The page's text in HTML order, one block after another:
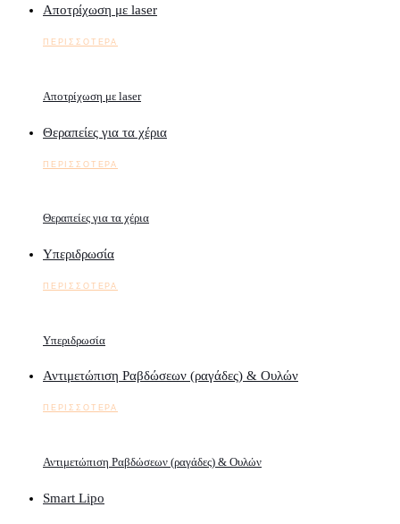
Αποτρίχωση με laser
ΠΕΡΙΣΣΟΤΕΡΑ
Αποτρίχωση με laser
Θεραπείες για τα χέρια
ΠΕΡΙΣΣΟΤΕΡΑ
Θεραπείες για τα χέρια
Υπεριδρωσία
ΠΕΡΙΣΣΟΤΕΡΑ
Υπεριδρωσία
Αντιμετώπιση Ραβδώσεων (ραγάδες) & Ουλών
ΠΕΡΙΣΣΟΤΕΡΑ
Αντιμετώπιση Ραβδώσεων (ραγάδες) & Ουλών
Smart Lipo